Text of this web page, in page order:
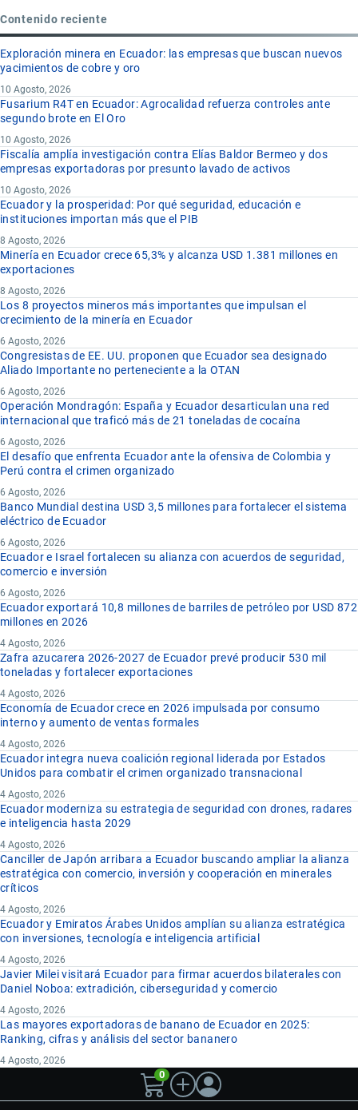
Contenido reciente
Exploración minera en Ecuador: las empresas que buscan nuevos
yacimientos de cobre y oro
10 Agosto, 2026
Fusarium R4T en Ecuador: Agrocalidad refuerza controles ante
segundo brote en El Oro
10 Agosto, 2026
Fiscalía amplía investigación contra Elías Baldor Bermeo y dos
empresas exportadoras por presunto lavado de activos
10 Agosto, 2026
Ecuador y la prosperidad: Por qué seguridad, educación e
instituciones importan más que el PIB
8 Agosto, 2026
Minería en Ecuador crece 65,3% y alcanza USD 1.381 millones en
exportaciones
8 Agosto, 2026
Los 8 proyectos mineros más importantes que impulsan el
crecimiento de la minería en Ecuador
6 Agosto, 2026
Congresistas de EE. UU. proponen que Ecuador sea designado
Aliado Importante no perteneciente a la OTAN
6 Agosto, 2026
Operación Mondragón: España y Ecuador desarticulan una red
internacional que traficó más de 21 toneladas de cocaína
6 Agosto, 2026
El desafío que enfrenta Ecuador ante la ofensiva de Colombia y
Perú contra el crimen organizado
6 Agosto, 2026
Banco Mundial destina USD 3,5 millones para fortalecer el sistema
eléctrico de Ecuador
6 Agosto, 2026
Ecuador e Israel fortalecen su alianza con acuerdos de seguridad,
comercio e inversión
6 Agosto, 2026
Ecuador exportará 10,8 millones de barriles de petróleo por USD 872
millones en 2026
4 Agosto, 2026
Zafra azucarera 2026-2027 de Ecuador prevé producir 530 mil
toneladas y fortalecer exportaciones
4 Agosto, 2026
Economía de Ecuador crece en 2026 impulsada por consumo
interno y aumento de ventas formales
4 Agosto, 2026
Ecuador integra nueva coalición regional liderada por Estados
Unidos para combatir el crimen organizado transnacional
4 Agosto, 2026
Ecuador moderniza su estrategia de seguridad con drones, radares
e inteligencia hasta 2029
4 Agosto, 2026
Canciller de Japón arribara a Ecuador buscando ampliar la alianza
estratégica con comercio, inversión y cooperación en minerales
críticos
4 Agosto, 2026
Ecuador y Emiratos Árabes Unidos amplían su alianza estratégica
con inversiones, tecnología e inteligencia artificial
4 Agosto, 2026
Javier Milei visitará Ecuador para firmar acuerdos bilaterales con
Daniel Noboa: extradición, ciberseguridad y comercio
4 Agosto, 2026
Las mayores exportadoras de banano de Ecuador en 2025:
Ranking, cifras y análisis del sector bananero
4 Agosto, 2026
0